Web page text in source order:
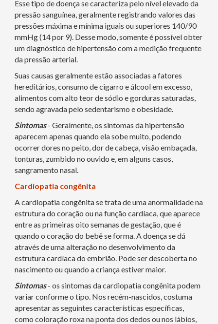
Esse tipo de doença se caracteriza pelo nível elevado da
pressão sanguínea, geralmente registrando valores das
pressões máxima e mínima iguais ou superiores 140/90
mmHg (14 por 9). Desse modo, somente é possível obter
um diagnóstico de hipertensão com a medição frequente
da pressão arterial.
Suas causas geralmente estão associadas a fatores
hereditários, consumo de cigarro e álcool em excesso,
alimentos com alto teor de sódio e gorduras saturadas,
sendo agravada pelo sedentarismo e obesidade.
Sintomas- Geralmente, os sintomas da hipertensão
aparecem apenas quando ela sobe muito, podendo
ocorrer dores no peito, dor de cabeça, visão embaçada,
tonturas, zumbido no ouvido e, em alguns casos,
sangramento nasal.
Cardiopatia congênita
A cardiopatia congênita se trata de uma anormalidade na
estrutura do coração ou na função cardíaca, que aparece
entre as primeiras oito semanas de gestação, que é
quando o coração do bebê se forma. A doença se dá
através de uma alteração no desenvolvimento da
estrutura cardíaca do embrião. Pode ser descoberta no
nascimento ou quando a criança estiver maior.
Sintomas- os sintomas da cardiopatia congênita podem
variar conforme o tipo. Nos recém-nascidos, costuma
apresentar as seguintes características específicas,
como coloração roxa na ponta dos dedos ou nos lábios,